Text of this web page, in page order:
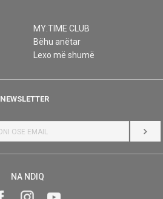
MY:TIME CLUB
Bëhu anëtar
Lexo më shumë
NEWSLETTER
HYR
NA NDIQ